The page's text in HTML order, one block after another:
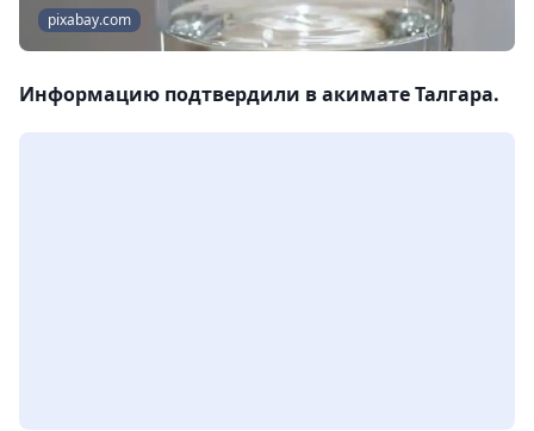
pixabay.com
Информацию подтвердили в акимате Талгара.